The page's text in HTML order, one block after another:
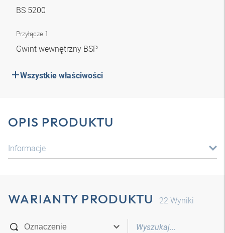
BS 5200
Przyłącze 1
Gwint wewnętrzny BSP
Wszystkie właściwości
OPIS PRODUKTU
Informacje
WARIANTY PRODUKTU 22 Wyniki